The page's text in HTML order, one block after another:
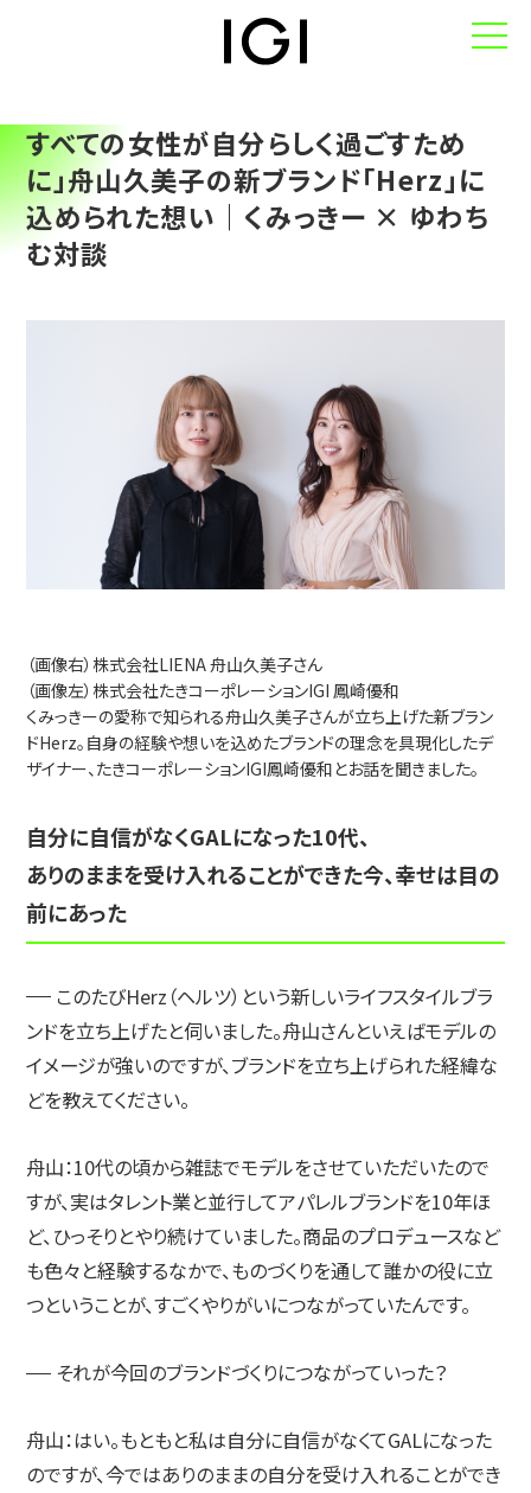
TOP
私たちについて
-IGIのパーパス
-サービス一覧
-パーパス
-CI/VI
ブランディングデザイン事例
PR・記事
ニュース
ダウンロード
お問い合わせ
お知らせ
すべての女性が自分らしく過ごすため
に」舟山久美子の新ブランド「Herz」に
込められた想い｜くみっきー × ゆわち
む対談
（画像右）株式会社LIENA 舟山久美子さん
（画像左）株式会社たきコーポレーションIGI 鳳崎優和
くみっきーの愛称で知られる舟山久美子さんが立ち上げた新ブラン
ドHerz。自身の経験や想いを込めたブランドの理念を具現化したデ
ザイナー、たきコーポレーションIGI鳳崎優和とお話を聞きました。
自分に自信がなくGALになった10代、
ありのままを受け入れることができた今、幸せは目の
前にあった
このたびHerz（ヘルツ）という新しいライフスタイルブラ
ンドを立ち上げたと伺いました。舟山さんといえばモデルの
イメージが強いのですが、ブランドを立ち上げられた経緯な
どを教えてください。
舟山：10代の頃から雑誌でモデルをさせていただいたので
すが、実はタレント業と並行してアパレルブランドを10年ほ
ど、ひっそりとやり続けていました。商品のプロデュースなど
も色々と経験するなかで、ものづくりを通して誰かの役に立
つということが、すごくやりがいにつながっていたんです。
それが今回のブランドづくりにつながっていった？
舟山：はい。もともと私は自分に自信がなくてGALになった
のですが、今ではありのままの自分を受け入れることができ